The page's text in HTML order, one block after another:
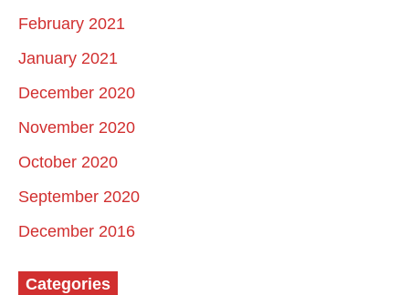
February 2021
January 2021
December 2020
November 2020
October 2020
September 2020
December 2016
Categories